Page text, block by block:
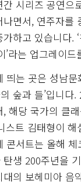
간 시리즈 공연으
나면서, 연주자를
하고 있습니다.
’라는 업그레이
띄는 곳은 성남문
숲과 들’입니다
, 해당 국가의 클
스트 김태형이
콘서트는 올해
탄생 200주년을
의 보헤미아 음